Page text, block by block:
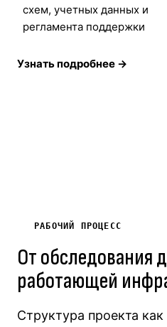
схем, учетных данных и
регламента поддержки
Узнать подробнее →
РАБОЧИЙ ПРОЦЕСС
От обследования
работающей
Структура проекта